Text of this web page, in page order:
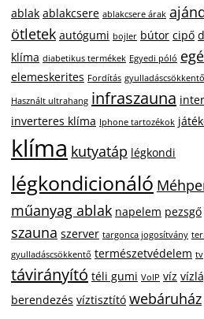
ablak ablakcsere ablakcsere árak
ötletek autógumi bojler bútor cipő
klíma diabetikus termékek Egyedi póló
elemeskerites Fordítás gyulladáscsökkentő
Használt ultrahang infraszauna
inverteres klíma Iphone tartozékok
klíma kutyatáp légkondi
légkondicionáló
műanyag ablak napelem pezsgő
szauna szerver targonca jogosítvány
gyulladáscsökkentő természetvédelem tv
távirányító téli gumi VoIP víz
berendezés víztisztító webáruház